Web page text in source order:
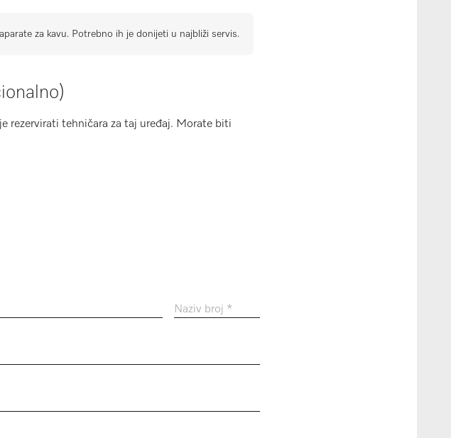
za kavu. Potrebno ih je donijeti u najbliži servis.
rezervirati tehničara za taj uređaj. Morate biti
Naziv broj *